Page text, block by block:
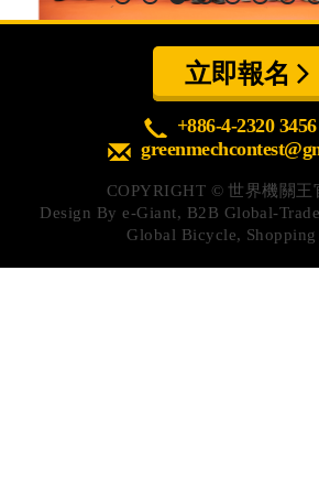
心得分享
Q&A專區
友情連結
CQ認證
認證題庫
教師認證
立即報名
+886-4-2320 3456
COPYRIGHT ©世界機關王
Design Bye-Giant, B2B Global-Trade
Global Bicycle,